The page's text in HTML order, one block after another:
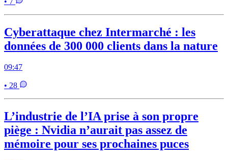
Cyberattaque chez Intermarché : les
données de 300 000 clients dans la nature
09:47
• 28
L’industrie de l’IA prise à son propre
piège : Nvidia n’aurait pas assez de
mémoire pour ses prochaines puces